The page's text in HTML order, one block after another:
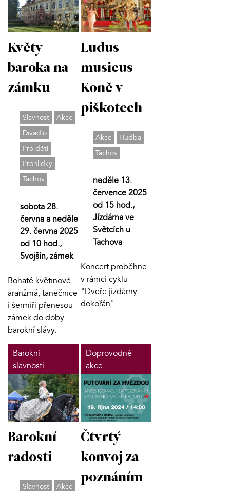
Květy
baroka na
zámku
Slavnost
Akce
Divadlo
Pro děti
Prohlídky
Tachov
sobota 28.
června a neděle
29. června 2025
od 10 hod.,
Svojšín, zámek
Bohaté květinové
aranžmá, tanečnice
i šermíři přenesou
zámek do doby
barokní slávy.
Ludus
musicus -
Koně v
piškotech
Akce
Hudba
Tachov
neděle 13.
července 2025
od 15 hod.,
Jízdárna ve
Světcích u
Tachova
Koncert proběhne
v rámci cyklu
"Dveře jízdárny
dokořán".
Barokní
slavnosti
Barokní
radosti
Slavnost Akce
Doprovodné
akce
Čtvrtý
konvoj za
poznáním